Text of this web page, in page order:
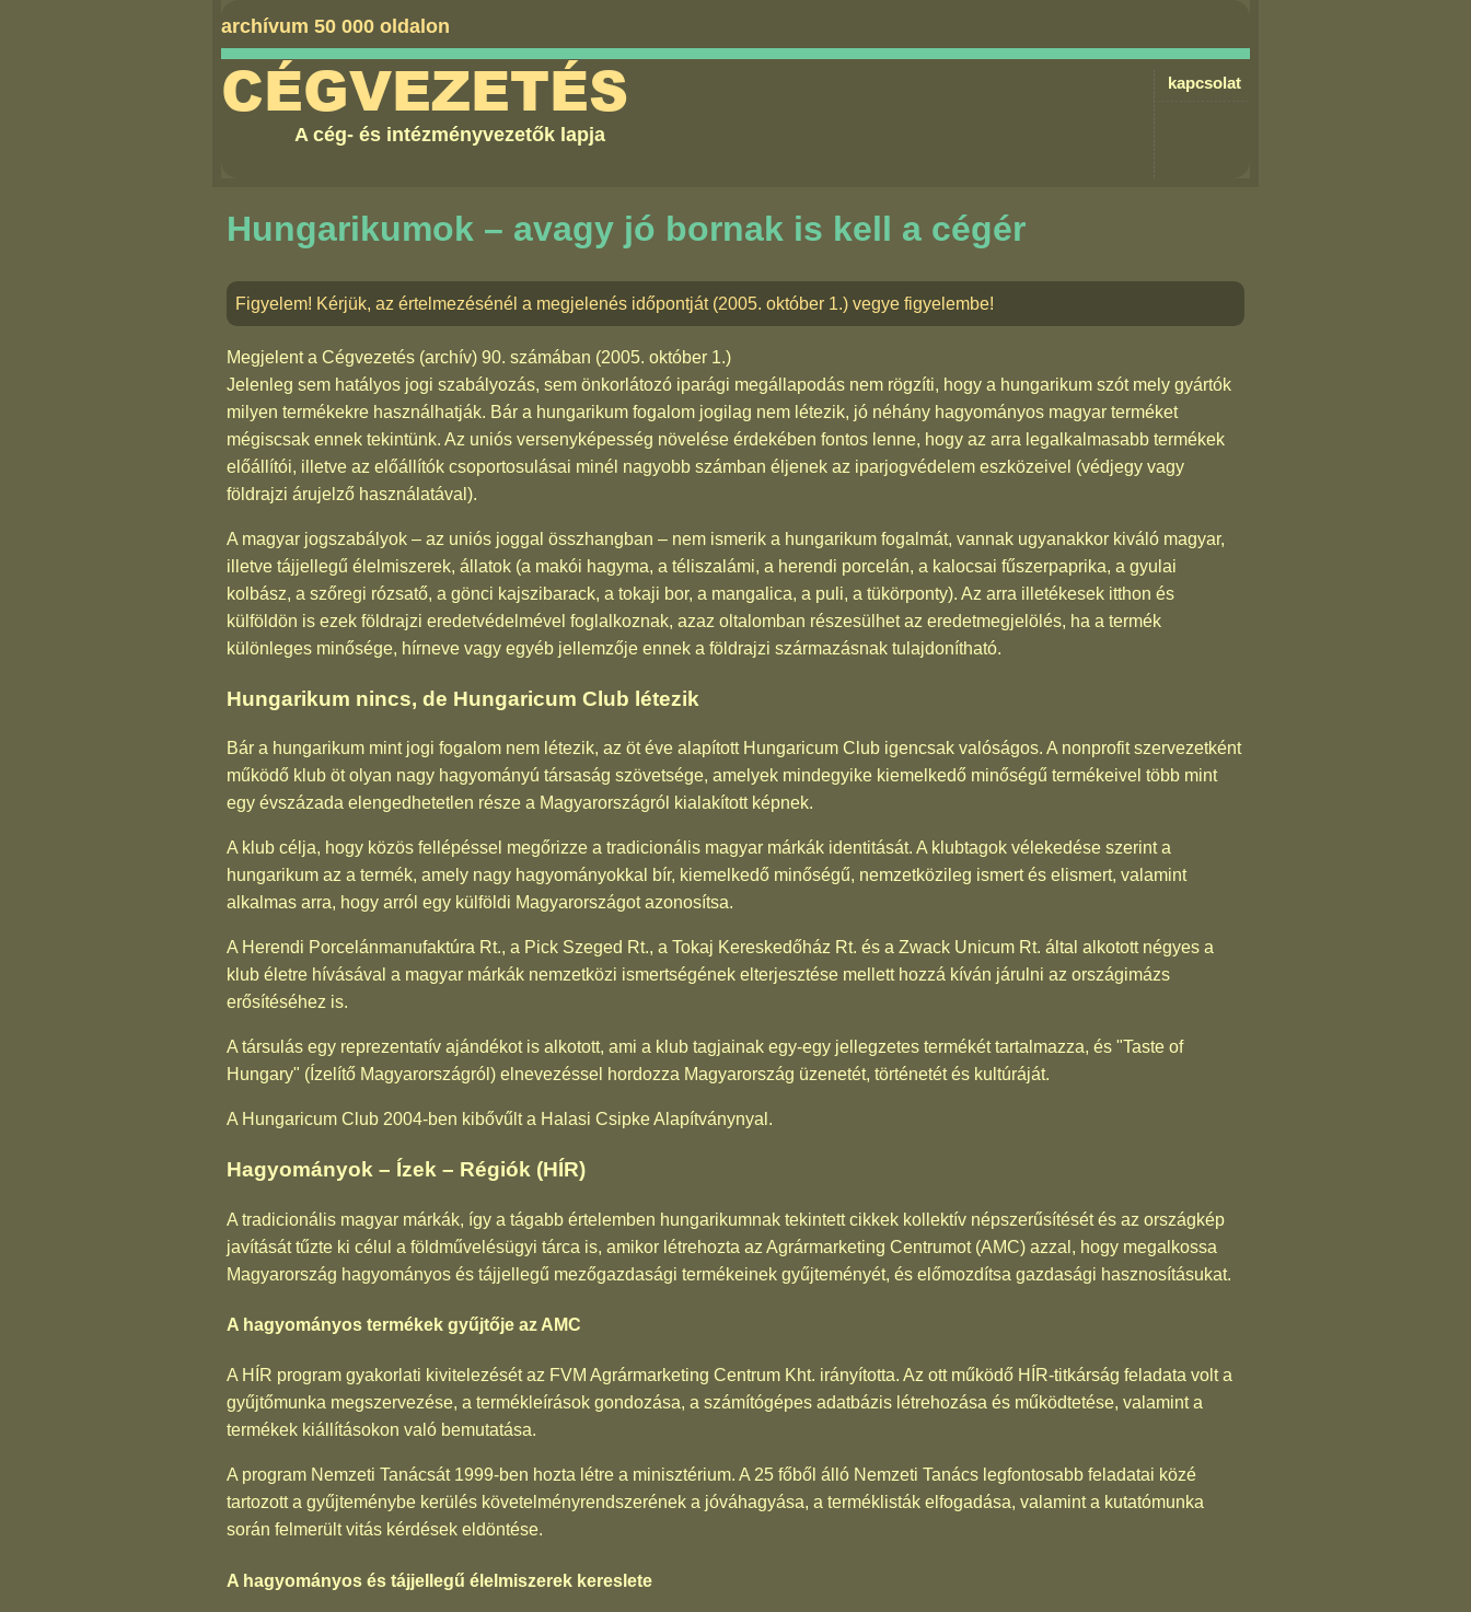
archívum 50 000 oldalon
kapcsolat
CÉGVEZETÉS
A cég- és intézményvezetők lapja
Hungarikumok – avagy jó bornak is kell a cégér
Figyelem! Kérjük, az értelmezésénél a megjelenés időpontját (2005. október 1.) vegye figyelembe!
Megjelent a Cégvezetés (archív) 90. számában (2005. október 1.)
Jelenleg sem hatályos jogi szabályozás, sem önkorlátozó iparági megállapodás nem rögzíti, hogy a hungarikum szót mely gyártók
milyen termékekre használhatják. Bár a hungarikum fogalom jogilag nem létezik, jó néhány hagyományos magyar terméket
mégiscsak ennek tekintünk. Az uniós versenyképesség növelése érdekében fontos lenne, hogy az arra legalkalmasabb termékek
előállítói, illetve az előállítók csoportosulásai minél nagyobb számban éljenek az iparjogvédelem eszközeivel (védjegy vagy
földrajzi árujelző használatával).
A magyar jogszabályok – az uniós joggal összhangban – nem ismerik a hungarikum fogalmát, vannak ugyanakkor kiváló magyar,
illetve tájjellegű élelmiszerek, állatok (a makói hagyma, a téliszalámi, a herendi porcelán, a kalocsai fűszerpaprika, a gyulai
kolbász, a szőregi rózsatő, a gönci kajszibarack, a tokaji bor, a mangalica, a puli, a tükörponty). Az arra illetékesek itthon és
külföldön is ezek földrajzi eredetvédelmével foglalkoznak, azaz oltalomban részesülhet az eredetmegjelölés, ha a termék
különleges minősége, hírneve vagy egyéb jellemzője ennek a földrajzi származásnak tulajdonítható.
Hungarikum nincs, de Hungaricum Club létezik
Bár a hungarikum mint jogi fogalom nem létezik, az öt éve alapított Hungaricum Club igencsak valóságos. A nonprofit szervezetként
működő klub öt olyan nagy hagyományú társaság szövetsége, amelyek mindegyike kiemelkedő minőségű termékeivel több mint
egy évszázada elengedhetetlen része a Magyarországról kialakított képnek.
A klub célja, hogy közös fellépéssel megőrizze a tradicionális magyar márkák identitását. A klubtagok vélekedése szerint a
hungarikum az a termék, amely nagy hagyományokkal bír, kiemelkedő minőségű, nemzetközileg ismert és elismert, valamint
alkalmas arra, hogy arról egy külföldi Magyarországot azonosítsa.
A Herendi Porcelánmanufaktúra Rt., a Pick Szeged Rt., a Tokaj Kereskedőház Rt. és a Zwack Unicum Rt. által alkotott négyes a
klub életre hívásával a magyar márkák nemzetközi ismertségének elterjesztése mellett hozzá kíván járulni az országimázs
erősítéséhez is.
A társulás egy reprezentatív ajándékot is alkotott, ami a klub tagjainak egy-egy jellegzetes termékét tartalmazza, és "Taste of
Hungary" (Ízelítő Magyarországról) elnevezéssel hordozza Magyarország üzenetét, történetét és kultúráját.
A Hungaricum Club 2004-ben kibővűlt a Halasi Csipke Alapítványnyal.
Hagyományok – Ízek – Régiók (HÍR)
A tradicionális magyar márkák, így a tágabb értelemben hungarikumnak tekintett cikkek kollektív népszerűsítését és az országkép
javítását tűzte ki célul a földművelésügyi tárca is, amikor létrehozta az Agrármarketing Centrumot (AMC) azzal, hogy megalkossa
Magyarország hagyományos és tájjellegű mezőgazdasági termékeinek gyűjteményét, és előmozdítsa gazdasági hasznosításukat.
A hagyományos termékek gyűjtője az AMC
A HÍR program gyakorlati kivitelezését az FVM Agrármarketing Centrum Kht. irányította. Az ott működő HÍR-titkárság feladata volt a
gyűjtőmunka megszervezése, a termékleírások gondozása, a számítógépes adatbázis létrehozása és működtetése, valamint a
termékek kiállításokon való bemutatása.
A program Nemzeti Tanácsát 1999-ben hozta létre a minisztérium. A 25 főből álló Nemzeti Tanács legfontosabb feladatai közé
tartozott a gyűjteménybe kerülés követelményrendszerének a jóváhagyása, a terméklisták elfogadása, valamint a kutatómunka
során felmerült vitás kérdések eldöntése.
A hagyományos és tájjellegű élelmiszerek kereslete